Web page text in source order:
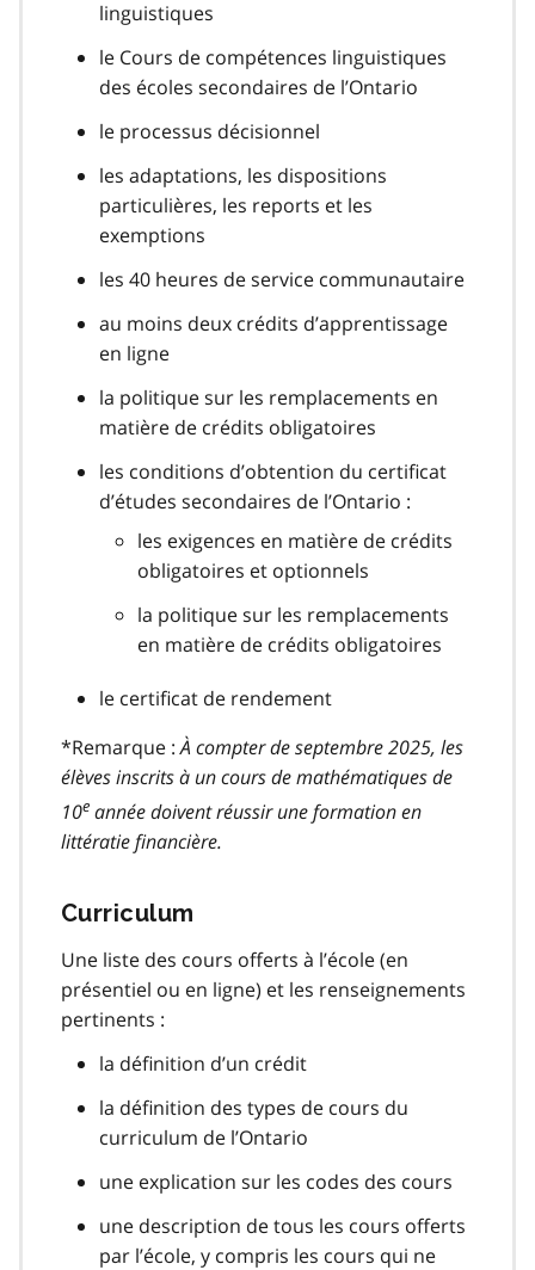
linguistiques
le Cours de compétences linguistiques
des écoles secondaires de l’Ontario
le processus décisionnel
les adaptations, les dispositions
particulières, les reports et les
exemptions
les 40 heures de service communautaire
au moins deux crédits d’apprentissage
en ligne
la politique sur les remplacements en
matière de crédits obligatoires
les conditions d’obtention du certificat
d’études secondaires de l’Ontario :
les exigences en matière de crédits
obligatoires et optionnels
la politique sur les remplacements
en matière de crédits obligatoires
le certificat de rendement
*Remarque :À compter de septembre 2025, les
élèves inscrits à un cours de mathématiques de
10e année doivent réussir une formation en
littératie financière.
Curriculum
Une liste des cours offerts à l’école (en
présentiel ou en ligne) et les renseignements
pertinents :
la définition d’un crédit
la définition des types de cours du
curriculum de l’Ontario
une explication sur les codes des cours
une description de tous les cours offerts
par l’école, y compris les cours qui ne